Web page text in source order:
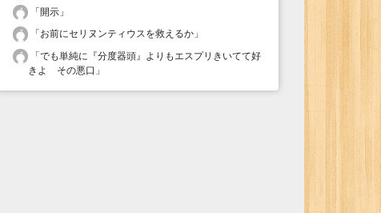
「開示 」
「お前にセリヌンティウスを救えるか 」
「でも単純に『分度器頭』よりもエスプリきいてて好
きよ その悪口 」